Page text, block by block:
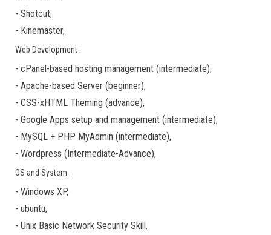
- Shotcut,
- Kinemaster,
Web Development :
- cPanel-based hosting management (intermediate),
- Apache-based Server (beginner),
- CSS-xHTML Theming (advance),
- Google Apps setup and management (intermediate),
- MySQL + PHP MyAdmin (intermediate),
- Wordpress (Intermediate-Advance),
OS and System :
- Windows XP,
- ubuntu,
- Unix Basic Network Security Skill.